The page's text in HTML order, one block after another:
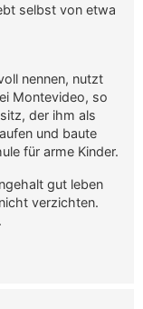
selbst von etwa
nennen, nutzt
Montevideo, so
der ihm als
und baute
für arme Kinder.
gut leben
verzichten.